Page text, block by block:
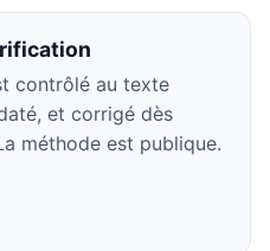
contrôlé au texte
et corrigé dès
méthode est publique.